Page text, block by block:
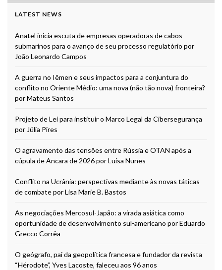
LATEST NEWS
Anatel inicia escuta de empresas operadoras de cabos
submarinos para o avanço de seu processo regulatório por
João Leonardo Campos
A guerra no Iêmen e seus impactos para a conjuntura do
conflito no Oriente Médio: uma nova (não tão nova) fronteira?
por Mateus Santos
Projeto de Lei para instituir o Marco Legal da Cibersegurança
por Júlia Pires
O agravamento das tensões entre Rússia e OTAN após a
cúpula de Ancara de 2026 por Luísa Nunes
Conflito na Ucrânia: perspectivas mediante às novas táticas
de combate por Lisa Marie B. Bastos
As negociações Mercosul-Japão: a virada asiática como
oportunidade de desenvolvimento sul-americano por Eduardo
Grecco Corrêa
O geógrafo, pai da geopolítica francesa e fundador da revista
“Hérodote”, Yves Lacoste, faleceu aos 96 anos